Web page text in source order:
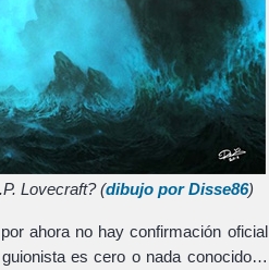
Lovecraft? (dibujo por Disse86)
ahora no hay confirmación oficial
es cero o nada conocido…